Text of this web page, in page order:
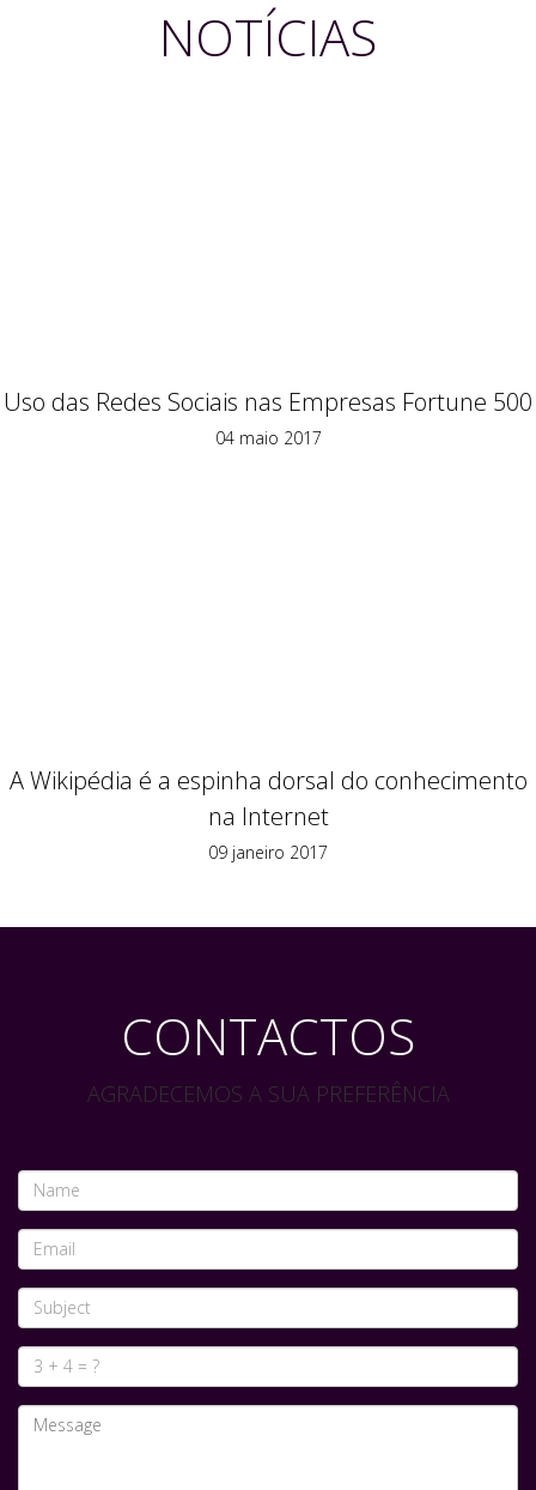
NOTÍCIAS
Uso das Redes Sociais nas Empresas Fortune 500
04 maio 2017
A Wikipédia é a espinha dorsal do conhecimento
na Internet
09 janeiro 2017
CONTACTOS
AGRADECEMOS A SUA PREFERÊNCIA